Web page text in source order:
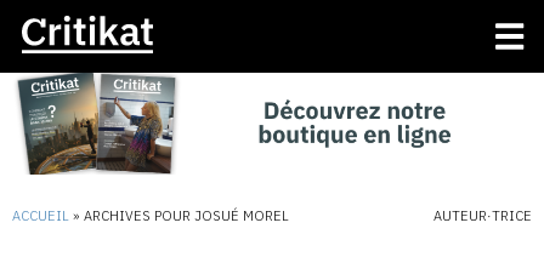
ACCUEIL » ARCHIVES POUR JOSUÉ MOREL AUTEUR·TRICE